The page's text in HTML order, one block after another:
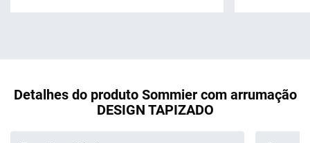
Detalhes do produto Sommier com arrumação
DESIGN TAPIZADO